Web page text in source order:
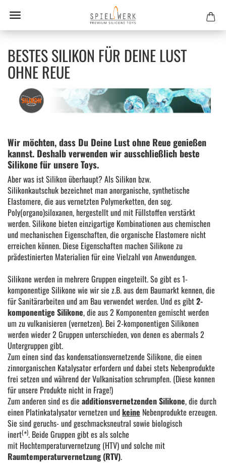
BESTES SILIKON FÜR DEINE LUST
OHNE REUE
Wir möchten, dass Du Deine Lust ohne Reue genießen
kannst. Deshalb verwenden wir ausschließlich beste
Silikone für unsere Toys.
Aber was ist Silikon überhaupt? Als Silikon bzw.
Silikonkautschuk bezeichnet man anorganische, synthetische
Elastomere, die aus vernetzten Polymerketten, den sog.
Poly(organo)siloxanen, hergestellt und mit Füllstoffen verstärkt
werden. Silikone bieten einzigartige Kombinationen aus chemischen
und mechanischen Eigenschaften, die organische Elastomere nicht
erreichen können. Diese Eigenschaften machen Silikone zu
prädestinierten Materialien für eine Vielzahl von Anwendungen.
Silikone werden in mehrere Gruppen eingeteilt. So gibt es 1-
komponentige Silikone wie wir sie z.B. aus dem Baumarkt kennen, die
für Sanitärarbeiten und am Bau verwendet werden. Und es gibt2-
komponentige Silikone, die aus 2 Komponenten gemischt werden
um zu vulkanisieren (vernetzen). Bei 2-komponentigen Silikonen
werden wieder 2 Gruppen unterschieden, von denen es abermals 2
Untergruppen gibt.
Zum einen sind das kondensationsvernetzende Silikone, die einen
zinnorganischen Katalysator erfordern und dabei stets Nebenprodukte
frei setzen und während der Vulkanisation schrumpfen. (Diese konnen
für unsere Produkte nicht in Frage!)
Zum anderen sind es die additionsvernetzenden Silikone, die durch
einen Platinkatalysator vernetzen undkeine Nebenprodukte erzeugen.
Sie sind geruchs- und geschmacksneutral sowie biologisch
inert(*). Beide Gruppen gibt es als solche
mit Hochtemperaturvernetzung (HTV) und solche mit
Raumtemperaturvernetzung (RTV).